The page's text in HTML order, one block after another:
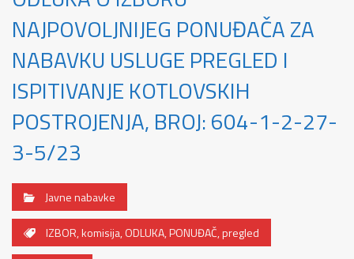
NAJPOVOLJNIJEG PONUĐAČA ZA
NABAVKU USLUGE PREGLED I
ISPITIVANJE KOTLOVSKIH
POSTROJENJA, BROJ: 604-1-2-27-
3-5/23
Javne nabavke
IZBOR,komisija,ODLUKA,PONUĐAČ,pregled